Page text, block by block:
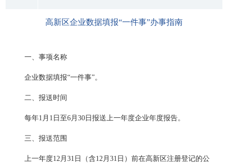
高新区企业数据填报“一件事”办事指南
一、事项名称
企业数据填报“一件事”。
二、报送时间
每年1月1日至6月30日报送上一年度企业年度报告。
三、报送范围
上一年度12月31日（含12月31日）前在高新区注册登记的公